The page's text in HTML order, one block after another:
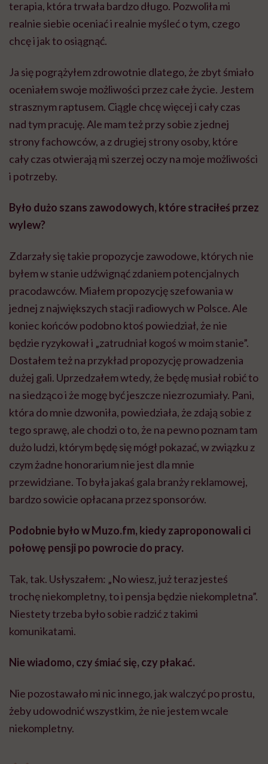
terapia, która trwała bardzo długo. Pozwoliła mi
realnie siebie oceniać i realnie myśleć o tym, czego
chcę i jak to osiągnąć.
Ja się pogrążyłem zdrowotnie dlatego, że zbyt śmiało
oceniałem swoje możliwości przez całe życie. Jestem
strasznym raptusem. Ciągle chcę więcej i cały czas
nad tym pracuję. Ale mam też przy sobie z jednej
strony fachowców, a z drugiej strony osoby, które
cały czas otwierają mi szerzej oczy na moje możliwości
i potrzeby.
Było dużo szans zawodowych, które straciłeś przez
wylew?
Zdarzały się takie propozycje zawodowe, których nie
byłem w stanie udźwignąć zdaniem potencjalnych
pracodawców. Miałem propozycję szefowania w
jednej z największych stacji radiowych w Polsce. Ale
koniec końców podobno ktoś powiedział, że nie
będzie ryzykował i „zatrudniał kogoś w moim stanie”.
Dostałem też na przykład propozycję prowadzenia
dużej gali. Uprzedzałem wtedy, że będę musiał robić to
na siedząco i że mogę być jeszcze niezrozumiały. Pani,
która do mnie dzwoniła, powiedziała, że zdają sobie z
tego sprawę, ale chodzi o to, że na pewno poznam tam
dużo ludzi, którym będę się mógł pokazać, w związku z
czym żadne honorarium nie jest dla mnie
przewidziane. To była jakaś gala branży reklamowej,
bardzo sowicie opłacana przez sponsorów.
Podobnie było w Muzo.fm, kiedy zaproponowali ci
połowę pensji po powrocie do pracy.
Tak, tak. Usłyszałem: „No wiesz, już teraz jesteś
trochę niekompletny, to i pensja będzie niekompletna”.
Niestety trzeba było sobie radzić z takimi
komunikatami.
Nie wiadomo, czy śmiać się, czy płakać.
Nie pozostawało mi nic innego, jak walczyć po prostu,
żeby udowodnić wszystkim, że nie jestem wcale
niekompletny.